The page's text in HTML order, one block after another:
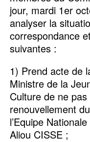
jour, mardi 1er
analyser la
correspondance
suivantes :
1) Prend acte de
Ministre de la
Culture de ne
renouvellement
l’Equipe
Aliou CISSE ;